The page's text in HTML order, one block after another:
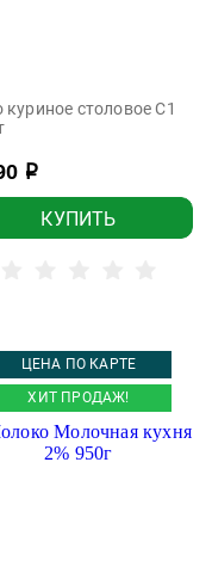
куриное столовое С1
р
КУПИТЬ
ЦЕНА ПО КАРТЕ
ХИТ ПРОДАЖ!